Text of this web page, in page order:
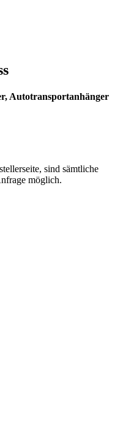
Autotransportanhänger
sind sämtliche
möglich.